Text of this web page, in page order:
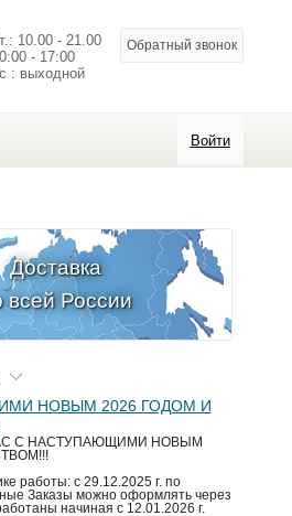
10.00 - 21.00
- 17:00
: выходной
Обратный звонок
Войти
Доставка
всей России
НОВЫМ 2026 ГОДОМ И
С НАСТУПАЮЩИМИ НОВЫМ
работы: с 29.12.2025 г. по
Заказы можно оформлять через
начиная с 12.01.2026 г.